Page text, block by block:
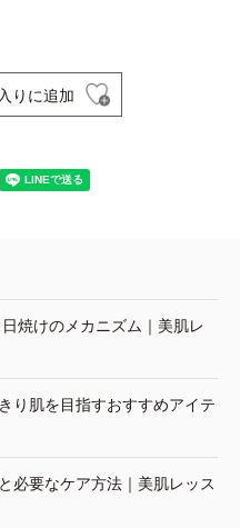
りに追加
焼けのメカニズム｜美肌レ
り肌を目指すおすすめアイテ
必要なケア方法｜美肌レッス